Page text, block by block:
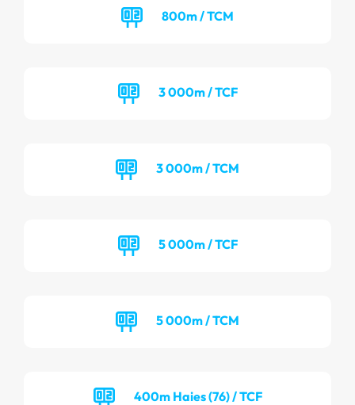
800m / TCM
3 000m / TCF
3 000m / TCM
5 000m / TCF
5 000m / TCM
400m Haies (76) / TCF